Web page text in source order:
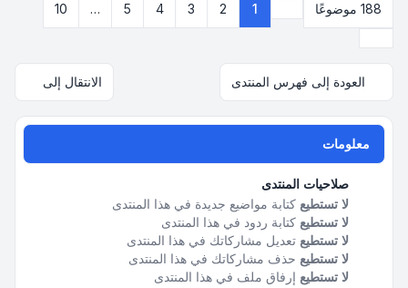
188 موضوعًا
صفحة1
10 1
2
3
4
5
…
10
العودة إلى فهرس المنتدى الانتقال إلى
معلومات
صلاحيات المنتدى
لا تستطيع كتابة مواضيع جديدة في هذا المنتدى
لا تستطيع كتابة ردود في هذا المنتدى
لا تستطيع تعديل مشاركاتك في هذا المنتدى
لا تستطيع حذف مشاركاتك في هذا المنتدى
لا تستطيع إرفاق ملف في هذا المنتدى